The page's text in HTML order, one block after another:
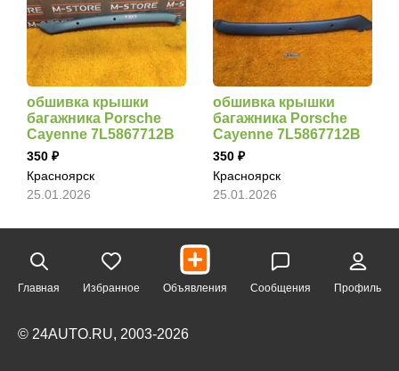
обшивка крышки
багажника Porsche
Cayenne 7L5867712B
350
Красноярск
25.01.2026
обшивка крышки
багажника Porsche
Cayenne 7L5867712B
350
Красноярск
25.01.2026
Главная Избранное Объявления Сообщения Профиль
© 24AUTO.RU, 2003-2026